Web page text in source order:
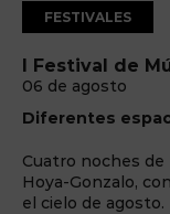
FESTIVALES
I Festival de
06 de agosto
Diferentes
Cuatro noches
Hoya-Gonzalo,
el cielo de agosto.